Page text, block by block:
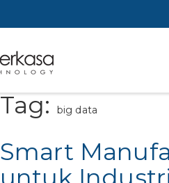
Tag: big data
Smart